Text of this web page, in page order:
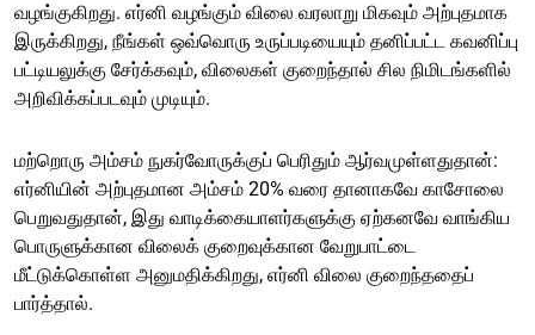
வழங்குகிறது. எர்னி வழங்கும் விலை வரலாறு மிகவும் அற்புதமாக
இருக்கிறது, நீங்கள் ஒவ்வொரு உருப்படியையும் தனிப்பட்ட கவனிப்பு
பட்டியலுக்கு சேர்க்கவும், விலைகள் குறைந்தால் சில நிமிடங்களில்
அறிவிக்கப்படவும் முடியும்.
மற்றொரு அம்சம் நுகர்வோருக்குப் பெரிதும் ஆர்வமுள்ளதுதான்:
எர்னியின் அற்புதமான அம்சம் 20% வரை தானாகவே காசோலை
பெறுவதுதான், இது வாடிக்கையாளர்களுக்கு ஏற்கனவே வாங்கிய
பொருளுக்கான விலைக் குறைவுக்கான வேறுபாட்டை
மீட்டுக்கொள்ள அனுமதிக்கிறது, எர்னி விலை குறைந்ததைப்
பார்த்தால்.